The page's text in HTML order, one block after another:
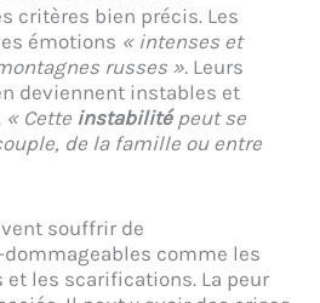
critères bien précis. Les
émotions « intenses et
russes ». Leurs
deviennent instables et
« Cette instabilité peut se
de la famille ou entre
souffrir de
comme les
les scarifications. La peur